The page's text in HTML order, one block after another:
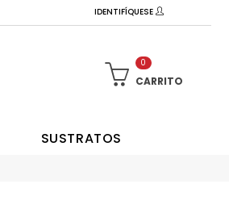
IDENTIFÍQUESE
0
CARRITO
SUSTRATOS